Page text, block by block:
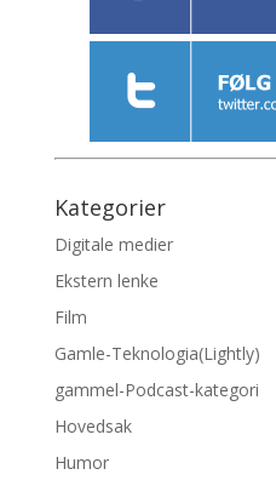
Kategorier
Digitale medier
Ekstern lenke
Film
Gamle-Teknologia(Lightly)
gammel-Podcast-kategori
Hovedsak
Humor